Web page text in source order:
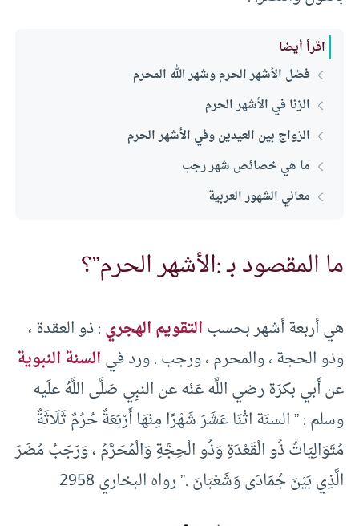
اقرأ أيضا
فضل الأشهر الحرم وشهر الله المحرم
الزنا في الأشهر الحرم
الزواج بين العيدين وفي الأشهر الحرم
ما هي خصائص شهر رجب
معاني الشهور العربية
ما المقصود بـ :الأشهر الحرم”؟
هي أربعة أشهر بحسبالتقويم الهجري: ذو العقدة ،
وذو الحجة ، والمحرم ، ورجب . ورد فيالسنة النبوية
عن أَبي بكرَة رضي اللَّه عَنْه عن النبِي صَلَّى اللَّهُ علَيه
وسلم : ” السنَة اثْنَا عَشَرَ شَهْرًا مِنْهَا أَرْبَعَةٌ حُرُمٌ ثَلَاثَةٌ
مُتَوَالِيَاتٌ ذُو الْقَعْدَةِ وَذُو الْحِجَّةِ وَالْمُحَرَّمُ ، وَرَجَبُ مُضَرَ
الَّذِي بَيْنَ جُمَادَى وَشَعْبَانَ .” رواه البخاري 2958